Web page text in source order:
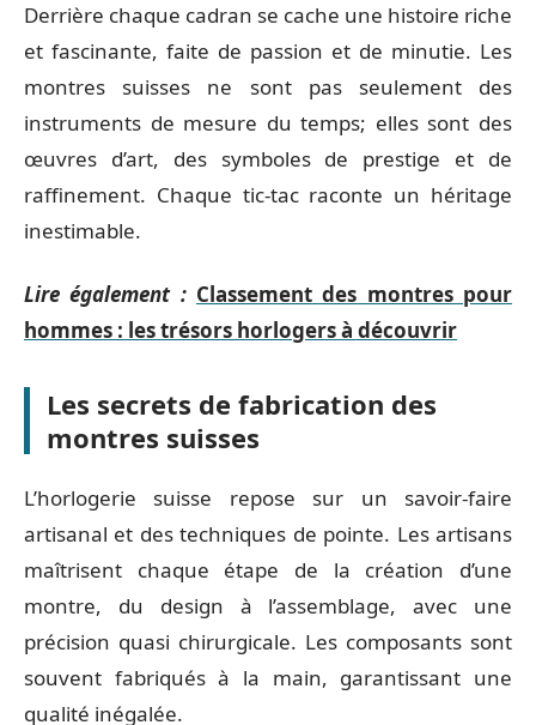
Derrière chaque cadran se cache une histoire riche
et fascinante, faite de passion et de minutie. Les
montres suisses ne sont pas seulement des
instruments de mesure du temps; elles sont des
œuvres d’art, des symboles de prestige et de
raffinement. Chaque tic-tac raconte un héritage
inestimable.
Lire également : Classement des montres pour
hommes : les trésors horlogers à découvrir
Les secrets de fabrication des
montres suisses
L’horlogerie suisse repose sur un savoir-faire
artisanal et des techniques de pointe. Les artisans
maîtrisent chaque étape de la création d’une
montre, du design à l’assemblage, avec une
précision quasi chirurgicale. Les composants sont
souvent fabriqués à la main, garantissant une
qualité inégalée.